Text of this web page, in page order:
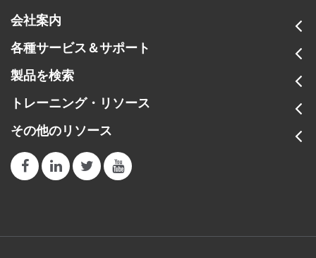
会社案内
各種サービス＆サポート
製品を検索
トレーニング・リソース
その他のリソース